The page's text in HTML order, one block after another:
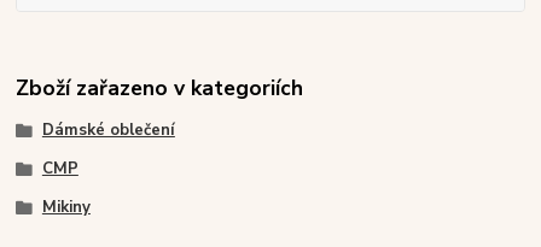
Zboží zařazeno v kategoriích
Dámské oblečení
CMP
Mikiny